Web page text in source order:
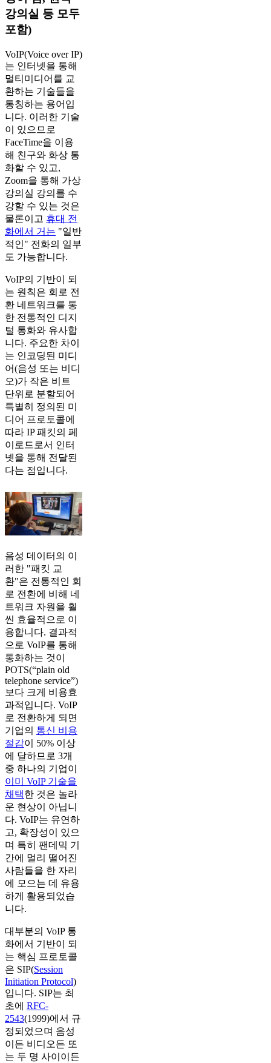
강의실 등 모두
포함)
VoIP(Voice over IP)
는 인터넷을 통해
멀티미디어를 교
환하는 기술들을
통칭하는 용어입
니다. 이러한 기술
이 있으므로
FaceTime을 이용
해 친구와 화상 통
화할 수 있고,
Zoom을 통해 가상
강의실 강의를 수
강할 수 있는 것은
물론이고 휴대 전
화에서 거는 "일반
적인" 전화의 일부
도 가능합니다.
VoIP의 기반이 되
는 원칙은 회로 전
환 네트워크를 통
한 전통적인 디지
털 통화와 유사합
니다. 주요한 차이
는 인코딩된 미디
어(음성 또는 비디
오)가 작은 비트
단위로 분할되어
특별히 정의된 미
디어 프로토콜에
따라 IP 패킷의 페
이로드로서 인터
넷을 통해 전달된
다는 점입니다.
음성 데이터의 이
러한 "패킷 교
환"은 전통적인 회
로 전환에 비해 네
트워크 자원을 훨
씬 효율적으로 이
용합니다. 결과적
으로 VoIP를 통해
통화하는 것이
POTS(“plain old
telephone service”)
보다 크게 비용효
과적입니다. VoIP
로 전환하게 되면
기업의 통신 비용
절감이 50% 이상
에 달하므로 3개
중 하나의 기업이
이미 VoIP 기술을
채택한 것은 놀라
운 현상이 아닙니
다. VoIP는 유연하
고, 확장성이 있으
며 특히 팬데믹 기
간에 멀리 떨어진
사람들을 한 자리
에 모으는 데 유용
하게 활용되었습
니다.
대부분의 VoIP 통
화에서 기반이 되
는 핵심 프로토콜
은 SIP(Session
Initiation Protocol)
입니다. SIP는 최
초에 RFC-
2543(1999)에서 규
정되었으며 음성
이든 비디오든 또
는 두 명 사이이든